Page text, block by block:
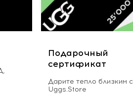
Подарочный
сертификат
Дарите тепло близким с
Uggs.Store